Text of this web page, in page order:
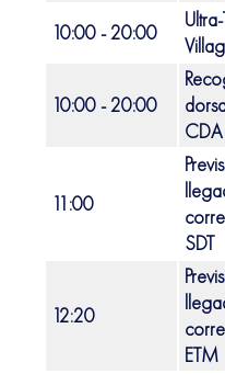
10:00 - 20:00
10:00 - 20:00
CDA
11:00
SDT
12:20
ETM